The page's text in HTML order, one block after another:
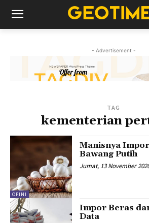
- Advertisement -
TAG
kementerian
OPINI
Manisnya
Bawang Putih
Jumat, 13 November
Impor Beras
Data